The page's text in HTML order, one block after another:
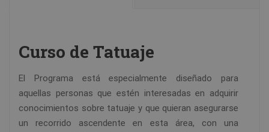
Curso de Tatuaje
El Programa está especialmente diseñado para
aquellas personas que estén interesadas en adquirir
conocimientos sobre tatuaje y que quieran asegurarse
un recorrido ascendente en esta área, con una